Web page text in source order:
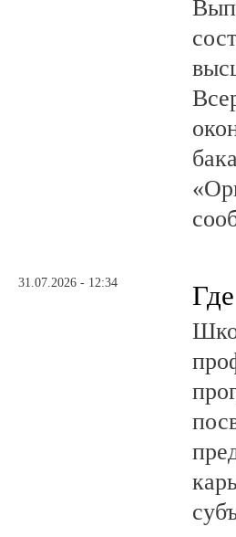
31.07.2026 - 12:34